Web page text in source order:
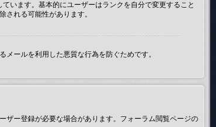
います。基本的にユーザーはランクを自分で変更すること
れる可能性があります。
ールを利用した悪質な行為を防ぐためです。
ザー登録が必要な場合があります。フォーラム閲覧ページの